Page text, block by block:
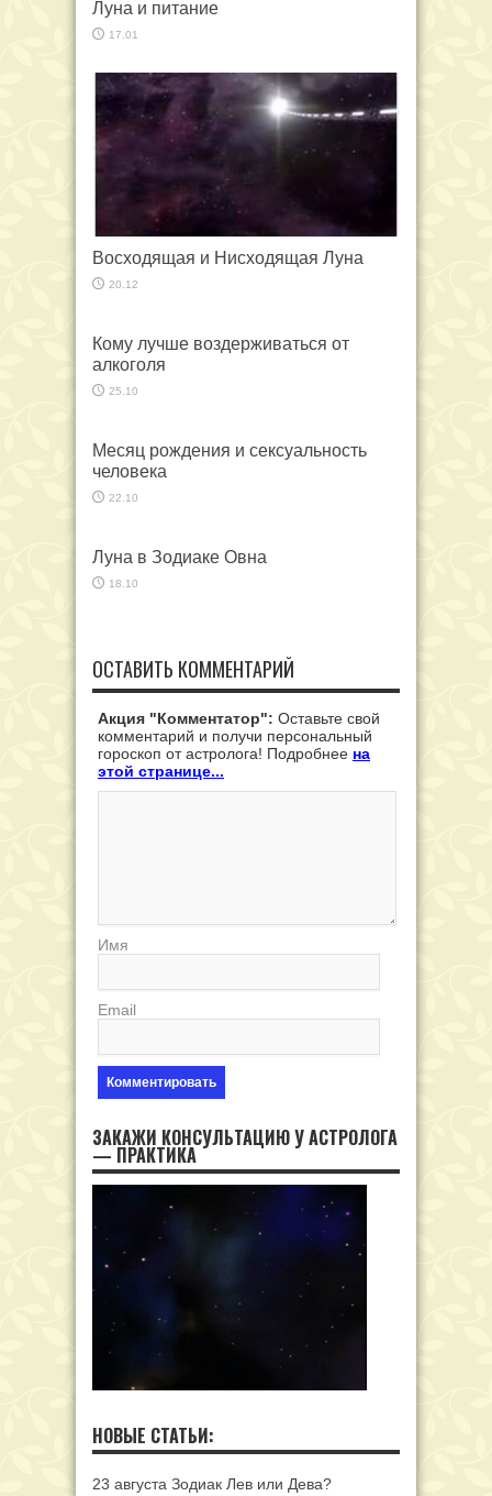
Луна и питание
17.01
Восходящая и Нисходящая Луна
20.12
Кому лучше воздерживаться от
алкоголя
25.10
Месяц рождения и сексуальность
человека
22.10
Луна в Зодиаке Овна
18.10
ОСТАВИТЬ КОММЕНТАРИЙ
Акция "Комментатор": Оставьте свой
комментарий и получи персональный
гороскоп от астролога! Подробнее на
этой странице...
Имя
Email
ЗАКАЖИ КОНСУЛЬТАЦИЮ У АСТРОЛОГА
— ПРАКТИКА
НОВЫЕ СТАТЬИ:
23 августа Зодиак Лев или Дева?